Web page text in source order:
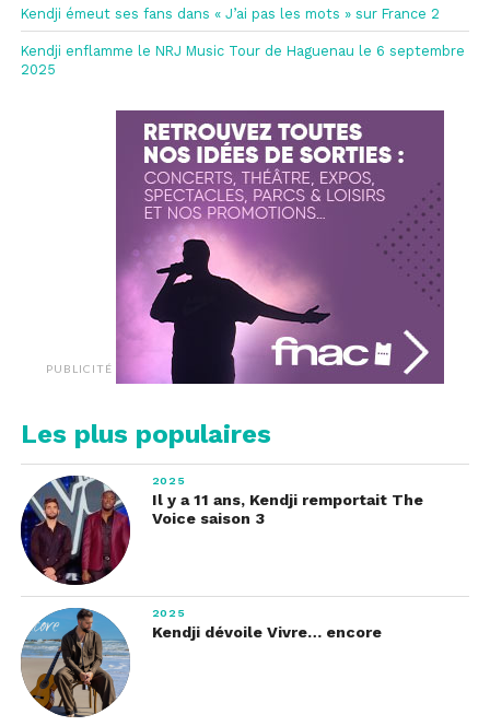
Kendji émeut ses fans dans « J’ai pas les mots » sur France 2
Kendji enflamme le NRJ Music Tour de Haguenau le 6 septembre
2025
PUBLICITÉ
Les plus populaires
2025
Il y a 11 ans, Kendji remportait The
Voice saison 3
2025
Kendji dévoile Vivre… encore